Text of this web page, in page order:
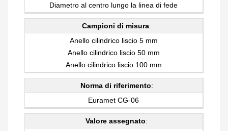
Diametro al centro lungo la linea di fede
Campioni di misura:
Anello cilindrico liscio 5 mm
Anello cilindrico liscio 50 mm
Anello cilindrico liscio 100 mm
Norma di riferimento:
Euramet CG-06
Valore assegnato: